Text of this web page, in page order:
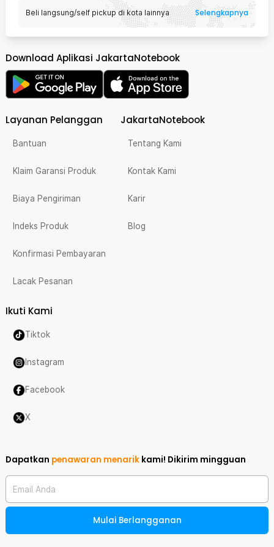
Beli langsung/self pickup di kota lainnya Selengkapnya
Download Aplikasi JakartaNotebook
Layanan Pelanggan
Bantuan
Klaim Garansi Produk
Biaya Pengiriman
Indeks Produk
Konfirmasi Pembayaran
Lacak Pesanan
JakartaNotebook
Tentang Kami
Kontak Kami
Karir
Blog
Ikuti Kami
Tiktok
Instagram
Facebook
X
Dapatkan penawaran menarik kami! Dikirim mingguan
Email Anda
Mulai Berlangganan